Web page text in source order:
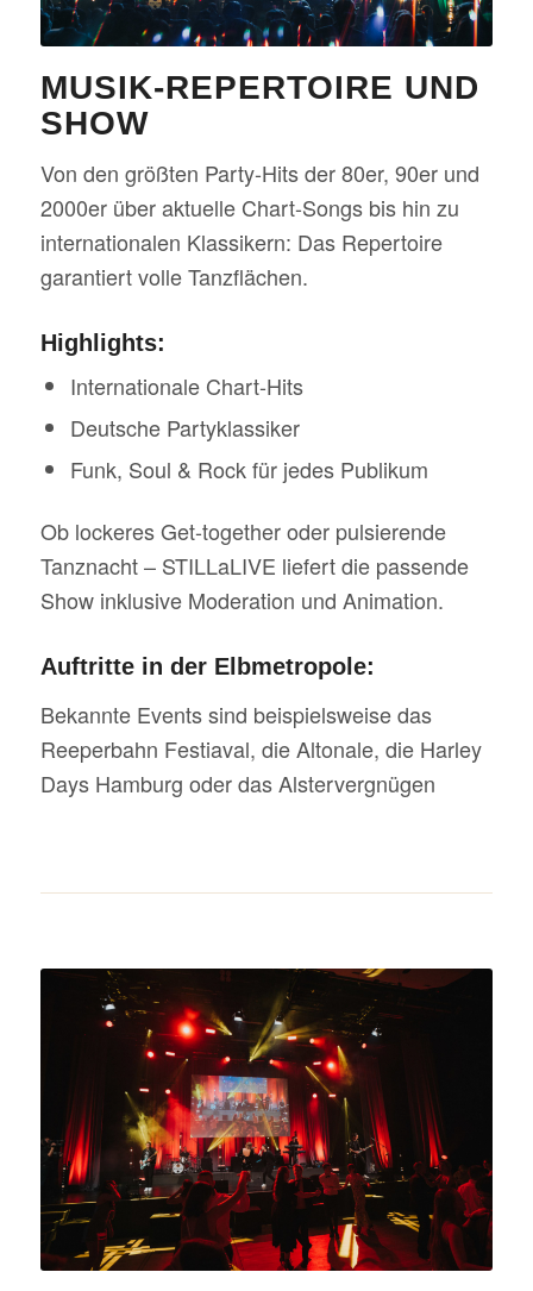
MUSIK-REPERTOIRE UND
SHOW
Von den größten Party-Hits der 80er, 90er und
2000er über aktuelle Chart-Songs bis hin zu
internationalen Klassikern: Das Repertoire
garantiert volle Tanzflächen.
Highlights:
Internationale Chart-Hits
Deutsche Partyklassiker
Funk, Soul & Rock für jedes Publikum
Ob lockeres Get-together oder pulsierende
Tanznacht – STILLaLIVE liefert die passende
Show inklusive Moderation und Animation.
Auftritte in der Elbmetropole:
Bekannte Events sind beispielsweise das
Reeperbahn Festiaval, die Altonale, die Harley
Days Hamburg oder das Alstervergnügen